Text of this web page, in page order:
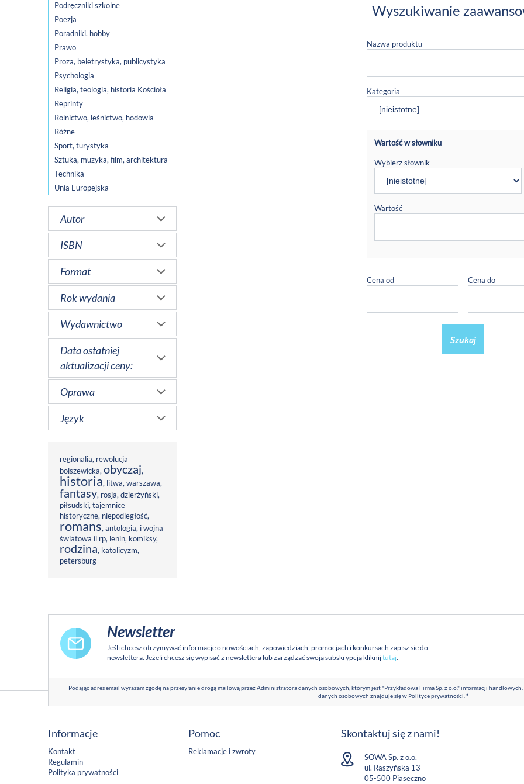
Podręczniki szkolne
Poezja
Poradniki, hobby
Prawo
Proza, beletrystyka, publicystyka
Psychologia
Religia, teologia, historia Kościoła
Reprinty
Rolnictwo, leśnictwo, hodowla
Różne
Sport, turystyka
Sztuka, muzyka, film, architektura
Technika
Unia Europejska
Autor
ISBN
Format
Rok wydania
Wydawnictwo
Data ostatniej
aktualizacji ceny:
Oprawa
Język
regionalia, rewolucja
bolszewicka,obyczaj,
historia, litwa,warszawa,
fantasy, rosja,dzierżyński,
piłsudski,tajemnice
historyczne, niepodległość,
romans,antologia, i wojna
światowa ii rp, lenin, komiksy,
rodzina, katolicyzm,
petersburg
Wyszukiwanie
Nazwa produktu
Kategoria
Wartość w słowniku
Wybierz słownik
Wartość
Cena od Cena do
Szukaj
Newsletter
Jeśli chcesz otrzymywać informacje o nowościach, zapowiedziach, promocjach i konkursach zapisz sie do
newslettera. Jeżeli chcesz się wypisać z newslettera lub zarządzać swoją subskrypcją kliknijtutaj.
Podając adres email wyrażam zgodę na przesyłanie drogą mailową przez Administratora danych osobowych, którym jest "Przykładowa Firma Sp. z o.o." informacji
danych osobowych znajduje się w Polityce prywatności.*
Informacje
Kontakt
Regulamin
Polityka prywatności
Pomoc
Reklamacje i zwroty
Skontaktuj się z nami!
SOWA Sp. z o.o.
ul. Raszyńska 13
05-500 Piaseczno